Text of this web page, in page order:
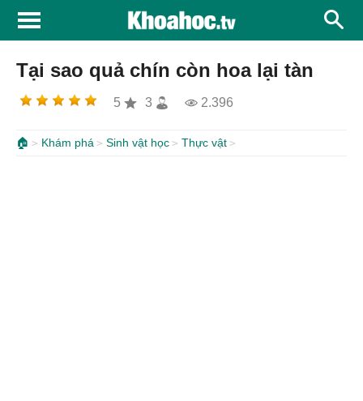
Tại sao quả chín còn hoa lại tàn
5 3 2.396
🏠 Khám phá Sinh vật học Thực vật